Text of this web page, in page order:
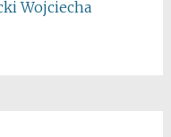
Wojciecha